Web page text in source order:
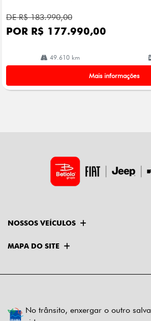
DE R$ 183.990,00
POR R$ 177.990,00
49.610 km
Mais informações
NOSSOS VEÍCULOS
MAPA DO SITE
No trânsito, enxergar o outro salva